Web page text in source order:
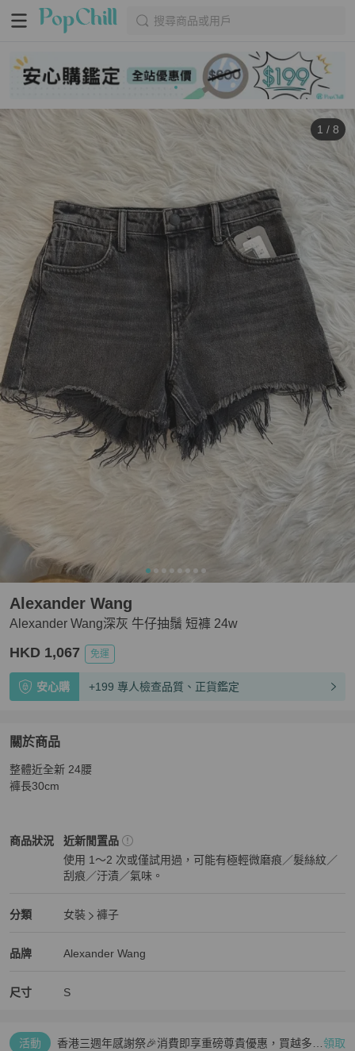
搜尋商品或用戶
1 / 8
Alexander Wang深灰 牛仔抽鬚 短褲 24w
Alexander Wang
HKD 1,067 免運
安心購 +199 專人檢查品質、正貨鑑定
關於商品
關於Alexander Wang深灰 牛仔抽鬚 短褲 24w
整體近全新 24腰
褲長30cm
商品狀況
Alexander Wang女裝商品狀態與細節
近新閒置品
使用 1～2 次或僅試用過，可能有極輕微磨痕／髮絲紋／
刮痕／汙漬／氣味。
分類
Alexander Wang女裝分類資訊
女裝
褲子
品牌
Alexander Wang精品女裝品牌介紹
Alexander Wang
Alexander Wang推薦清單
尺寸 S
活動
香港三週年感謝祭🎉消費即享重磅尊貴優惠，買越多、領取